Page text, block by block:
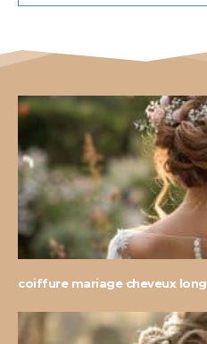
coiffure mariage cheveux long